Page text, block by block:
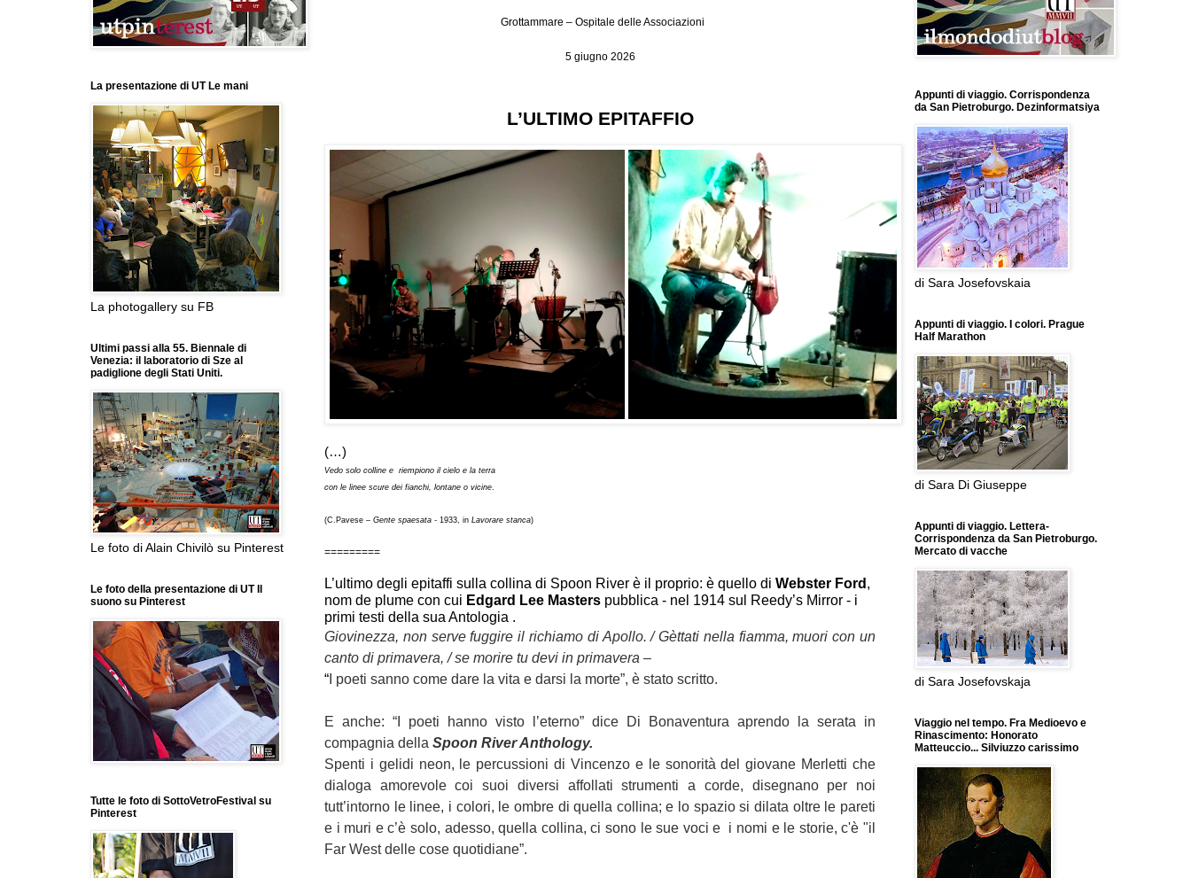
Grottammare – Ospitale delle Associazioni
5 giugno 2026
L’ULTIMO EPITAFFIO
(…)
Vedo solo colline e riempiono il cielo e la terra
con le linee scure dei fianchi, lontane o vicine.
(C.Pavese – Gente spaesata - 1933, in Lavorare stanca)
=========
L’ultimo degli epitaffi sulla collina di Spoon River è il proprio: è quello di Webster Ford ,
nom de plume con cui Edgard Lee Masters pubblica - nel 1914 sul Reedy’s Mirror - i
primi testi della sua Antologia .
Giovinezza, non serve fuggire il richiamo di Apollo. / Gèttati nella fiamma, muori con un
canto di primavera, / se morire tu devi in primavera –
“ I poeti sanno come dare la vita e darsi la morte”, è stato scritto.
E anche: “I poeti hanno visto l’eterno” dice Di Bonaventura aprendo la serata in
compagnia della Spoon River Anthology.
Spenti i gelidi neon, le percussioni di Vincenzo e le sonorità del giovane Merletti che
dialoga amorevole coi suoi diversi affollati strumenti a corde, disegnano per noi
tutt’intorno le linee, i colori, le ombre di quella collina; e lo spazio si dilata oltre le pareti
e i muri e c’è solo, adesso, quella collina, ci sono le sue voci e i nomi e le storie, c'è "il
Far West delle cose quotidiane”.
La presentazione di UT Le mani
La photogallery su FB
Ultimi passi alla 55. Biennale di
Venezia: il laboratorio di Sze al
padiglione degli Stati Uniti.
Le foto di Alain Chivilò su Pinterest
Le foto della presentazione di UT Il
suono su Pinterest
Tutte le foto di SottoVetroFestival su
Pinterest
Appunti di viaggio. Corrispondenza
da San Pietroburgo. Dezinformatsiya
di Sara Josefovskaia
Appunti di viaggio. I colori. Prague
Half Marathon
di Sara Di Giuseppe
Appunti di viaggio. Lettera-
Corrispondenza da San Pietroburgo.
Mercato di vacche
di Sara Josefovskaja
Viaggio nel tempo. Fra Medioevo e
Rinascimento: Honorato
Matteuccio... Silviuzzo carissimo